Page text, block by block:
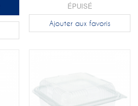
ÉPUISÉ
Ajouter aux favoris